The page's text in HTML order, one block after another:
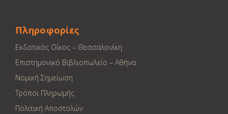
Πληροφορίες
Εκδοτικός Οίκος – Θεσσαλονίκη
Επιστημονικό Βιβλιοπωλείο – Αθήνα
Νομική Σημείωση
Τρόποι Πληρωμής
Πολιτική Αποστολών